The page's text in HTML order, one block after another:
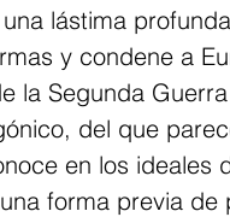
lástima
y condene a
la Segunda
del que
en los ideales
forma previa